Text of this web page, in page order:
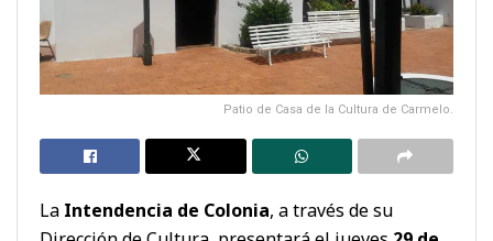
Patio de Casa de la Cultura de Carmelo.
La Intendencia de Colonia, a través de su